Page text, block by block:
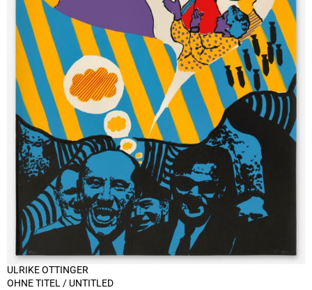
ULRIKE OTTINGER
OHNE TITEL / UNTITLED